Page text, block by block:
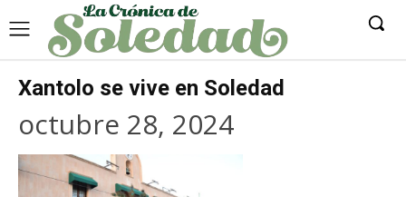
Xantolo se vive en Soledad
octubre 28, 2024